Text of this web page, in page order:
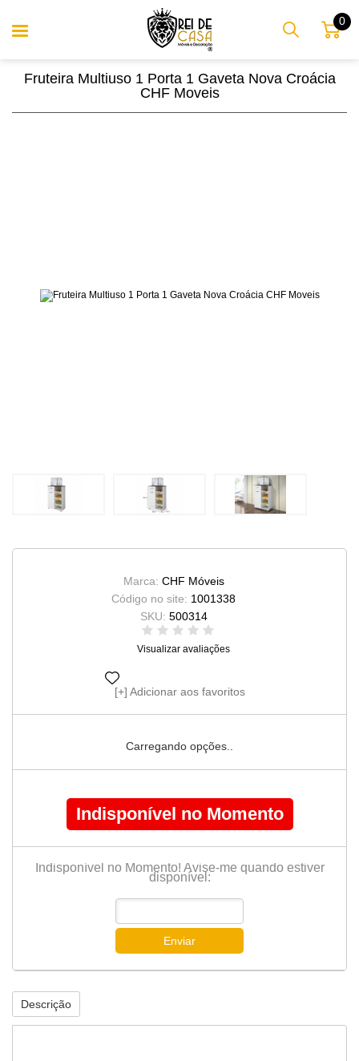
0
Fruteira Multiuso 1 Porta 1 Gaveta Nova Croácia
CHF Moveis
Marca: CHF Móveis
Código no site: 1001338
SKU: 500314
Visualizar avaliações
Adicionar aos favoritos
Carregando opções..
Indisponível no Momento
Indisponível no Momento! Avise-me quando estiver
disponível:
Enviar
Descrição